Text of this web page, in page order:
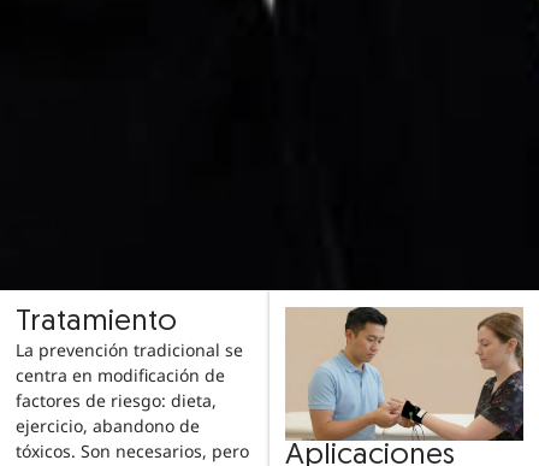
Tratamiento
La prevención tradicional se
centra en modificación de
factores de riesgo: dieta,
ejercicio, abandono de
tóxicos. Son necesarios, pero
Aplicaciones